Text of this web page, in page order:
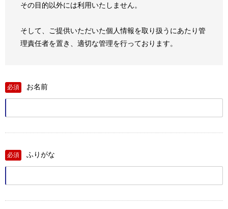
その目的以外には利用いたしません。
そして、ご提供いただいた個人情報を取り扱うにあたり管
理責任者を置き、適切な管理を行っております。
必須 お名前
必須 ふりがな